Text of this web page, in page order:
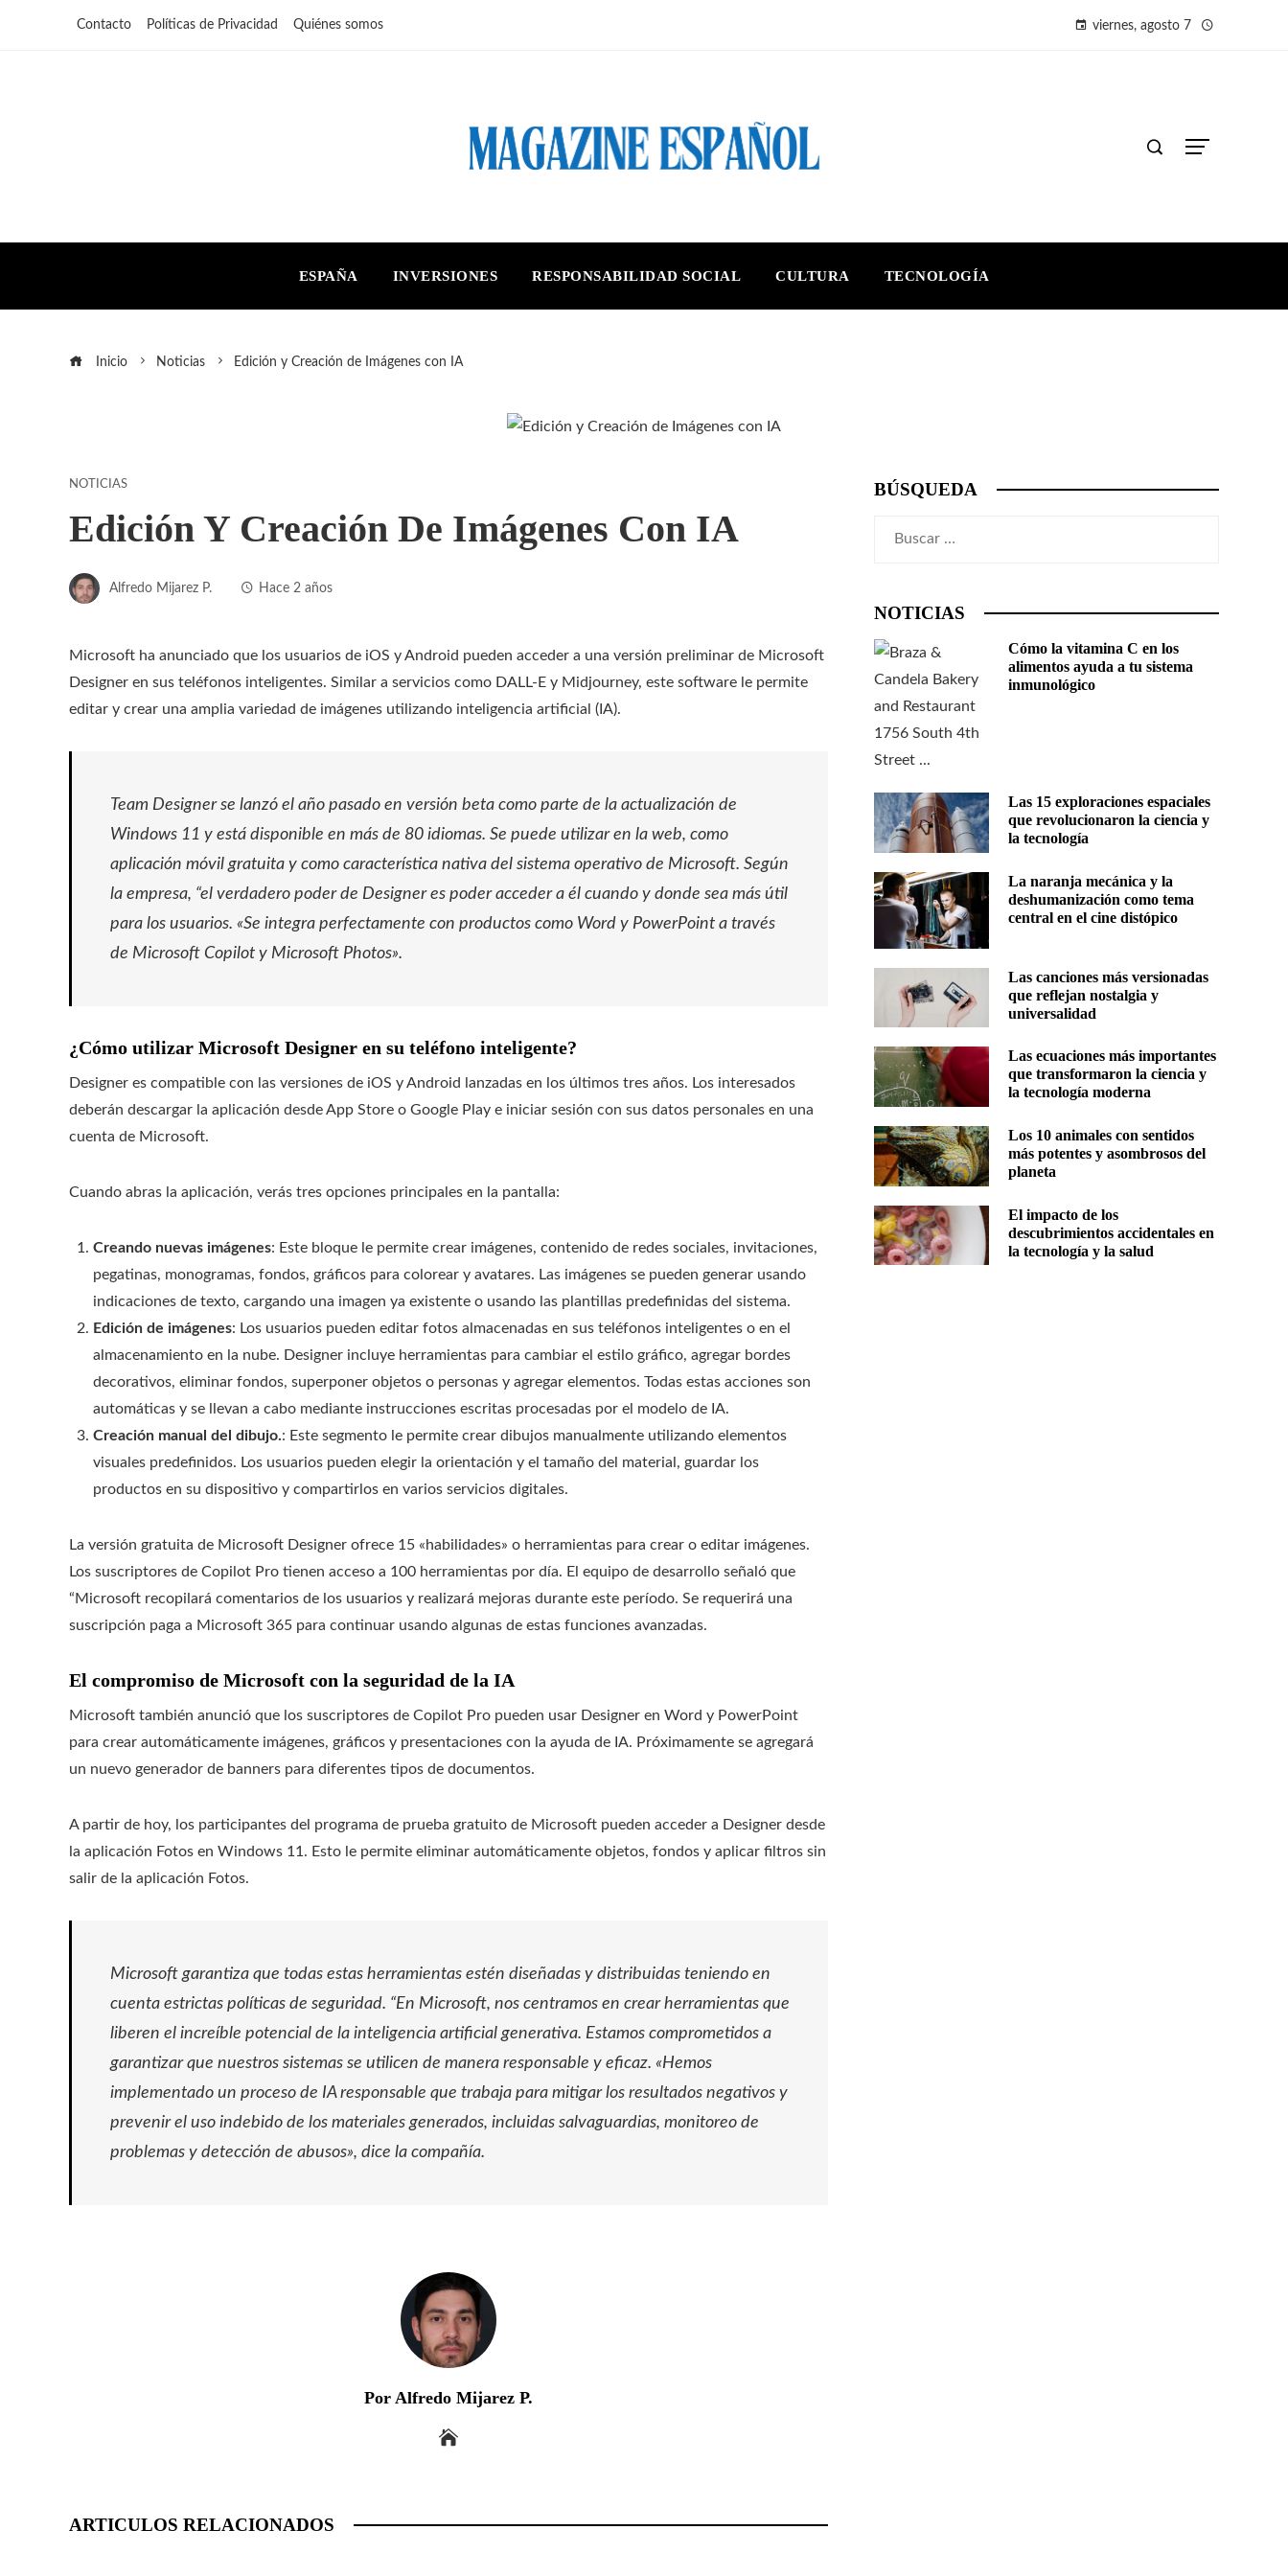
Contacto Políticas de Privacidad Quiénes somos viernes, agosto 7
ESPAÑA INVERSIONES RESPONSABILIDAD SOCIAL CULTURA TECNOLOGÍA
Inicio Noticias Edición y Creación de Imágenes con IA
NOTICIAS
Edición Y Creación De Imágenes Con IA
Alfredo Mijarez P. Hace 2 años
Microsoft ha anunciado que los usuarios de iOS y Android pueden acceder a una versión preliminar de Microsoft
Designer en sus teléfonos inteligentes. Similar a servicios como DALL-E y Midjourney, este software le permite
editar y crear una amplia variedad de imágenes utilizando inteligencia artificial (IA).
Team Designer se lanzó el año pasado en versión beta como parte de la actualización de
Windows 11 y está disponible en más de 80 idiomas. Se puede utilizar en la web, como
aplicación móvil gratuita y como característica nativa del sistema operativo de Microsoft. Según
la empresa, “el verdadero poder de Designer es poder acceder a él cuando y donde sea más útil
para los usuarios. «Se integra perfectamente con productos como Word y PowerPoint a través
de Microsoft Copilot y Microsoft Photos».
¿Cómo utilizar Microsoft Designer en su teléfono inteligente?
Designer es compatible con las versiones de iOS y Android lanzadas en los últimos tres años. Los interesados ​​
deberán descargar la aplicación desde App Store o Google Play e iniciar sesión con sus datos personales en una
cuenta de Microsoft.
Cuando abras la aplicación, verás tres opciones principales en la pantalla:
Creando nuevas imágenes: Este bloque le permite crear imágenes, contenido de redes sociales, invitaciones,
pegatinas, monogramas, fondos, gráficos para colorear y avatares. Las imágenes se pueden generar usando
indicaciones de texto, cargando una imagen ya existente o usando las plantillas predefinidas del sistema.
Edición de imágenes: Los usuarios pueden editar fotos almacenadas en sus teléfonos inteligentes o en el
almacenamiento en la nube. Designer incluye herramientas para cambiar el estilo gráfico, agregar bordes
decorativos, eliminar fondos, superponer objetos o personas y agregar elementos. Todas estas acciones son
automáticas y se llevan a cabo mediante instrucciones escritas procesadas por el modelo de IA.
Creación manual del dibujo.: Este segmento le permite crear dibujos manualmente utilizando elementos
visuales predefinidos. Los usuarios pueden elegir la orientación y el tamaño del material, guardar los
productos en su dispositivo y compartirlos en varios servicios digitales.
La versión gratuita de Microsoft Designer ofrece 15 «habilidades» o herramientas para crear o editar imágenes.
Los suscriptores de Copilot Pro tienen acceso a 100 herramientas por día. El equipo de desarrollo señaló que
“Microsoft recopilará comentarios de los usuarios y realizará mejoras durante este período. Se requerirá una
suscripción paga a Microsoft 365 para continuar usando algunas de estas funciones avanzadas.
El compromiso de Microsoft con la seguridad de la IA
Microsoft también anunció que los suscriptores de Copilot Pro pueden usar Designer en Word y PowerPoint
para crear automáticamente imágenes, gráficos y presentaciones con la ayuda de IA. Próximamente se agregará
un nuevo generador de banners para diferentes tipos de documentos.
A partir de hoy, los participantes del programa de prueba gratuito de Microsoft pueden acceder a Designer desde
la aplicación Fotos en Windows 11. Esto le permite eliminar automáticamente objetos, fondos y aplicar filtros sin
salir de la aplicación Fotos.
Microsoft garantiza que todas estas herramientas estén diseñadas y distribuidas teniendo en
cuenta estrictas políticas de seguridad. “En Microsoft, nos centramos en crear herramientas que
liberen el increíble potencial de la inteligencia artificial generativa. Estamos comprometidos a
garantizar que nuestros sistemas se utilicen de manera responsable y eficaz. «Hemos
implementado un proceso de IA responsable que trabaja para mitigar los resultados negativos y
prevenir el uso indebido de los materiales generados, incluidas salvaguardias, monitoreo de
problemas y detección de abusos», dice la compañía.
Por Alfredo Mijarez P.
ARTICULOS RELACIONADOS
BÚSQUEDA
NOTICIAS
Cómo la vitamina C en los
alimentos ayuda a tu sistema
inmunológico
Las 15 exploraciones espaciales
que revolucionaron la ciencia y
la tecnología
La naranja mecánica y la
deshumanización como tema
central en el cine distópico
Las canciones más versionadas
que reflejan nostalgia y
universalidad
Las ecuaciones más importantes
que transformaron la ciencia y
la tecnología moderna
Los 10 animales con sentidos
más potentes y asombrosos del
planeta
El impacto de los
descubrimientos accidentales en
la tecnología y la salud